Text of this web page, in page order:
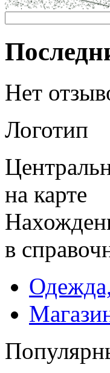
Нет
Логотип
на карте
в